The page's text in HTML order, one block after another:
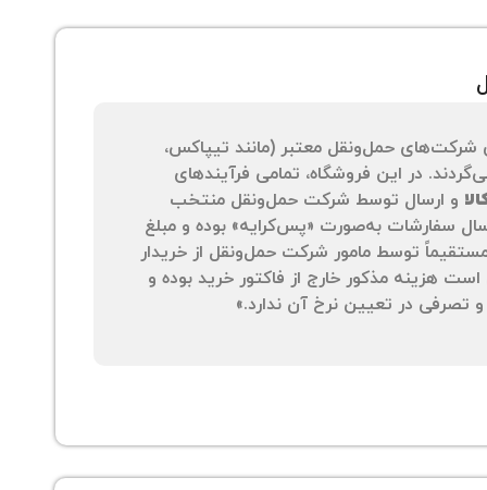
شرکت‌های حمل‌ونقل معتبر (مانند تیپاکس،
در این فروشگاه، تمامی فرآیندهای
و ارسال توسط شرکت حمل‌ونقل منتخب
سفارشات به‌صورت «پس‌کرایه» بوده و مبلغ
توسط مامور شرکت حمل‌ونقل از خریدار
هزینه مذکور خارج از فاکتور خرید بوده و
تصرفی در تعیین نرخ آن ندارد.»